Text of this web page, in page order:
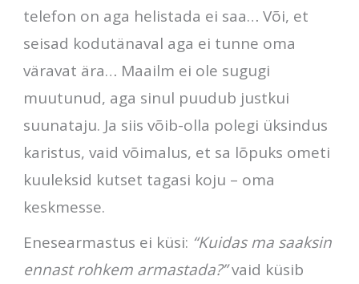
telefon on aga helistada ei saa… Või, et
seisad kodutänaval aga ei tunne oma
väravat ära… Maailm ei ole sugugi
muutunud, aga sinul puudub justkui
suunataju. Ja siis võib-olla polegi üksindus
karistus, vaid võimalus, et sa lõpuks ometi
kuuleksid kutset tagasi koju – oma
keskmesse.
Enesearmastus ei küsi: “Kuidas ma saaksin
ennast rohkem armastada?”vaid küsib